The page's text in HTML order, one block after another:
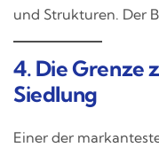
und Strukturen. Der
4. Die Grenze
Siedlung
Einer der